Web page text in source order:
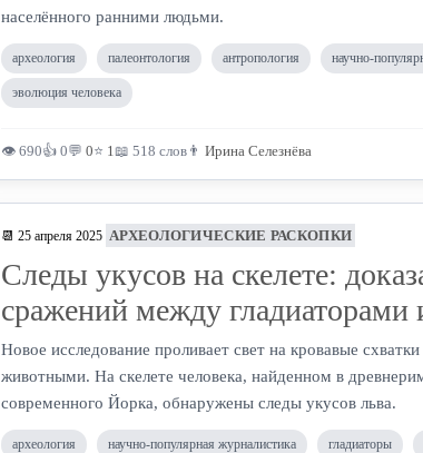
населённого ранними людьми.
археология палеонтология антропология научно-
эволюция человека
👁 690👍 0💬 0⭐ 1📖 518 слов 👨 Ирина Селезнёва
📆 25 апреля 2025 АРХЕОЛОГИЧЕСКИЕ РАСКОПКИ
Следы укусов на скелете:
сражений между гладиаторами
Новое исследование проливает свет на кровавые
животными. На скелете человека, найденном в
современного Йорка, обнаружены следы укусов льва.
археология научно-популярная журналистика гладиаторы